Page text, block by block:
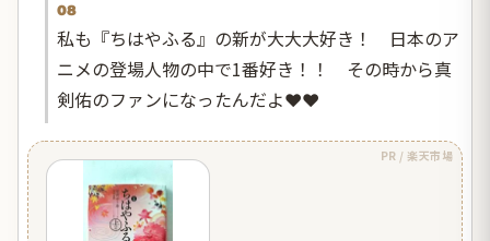
08
私も『ちはやふる』の新が大大大好き！ 日本のア
ニメの登場人物の中で1番好き！！ その時から真
剣佑のファンになったんだよ❤️❤️
PR / 楽天市場